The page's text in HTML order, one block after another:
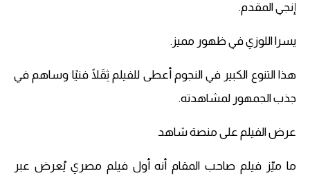
إنجي المقدم.
يسرا اللوزي في ظهور مميز.
هذا التنوع الكبير في النجوم أعطى للفيلم ثِقَلًا فنيًا وساهم في
جذب الجمهور لمشاهدته.
عرض الفيلم على منصة شاهد
ما ميّز فيلم صاحب المقام أنه أول فيلم مصري يُعرض عبر